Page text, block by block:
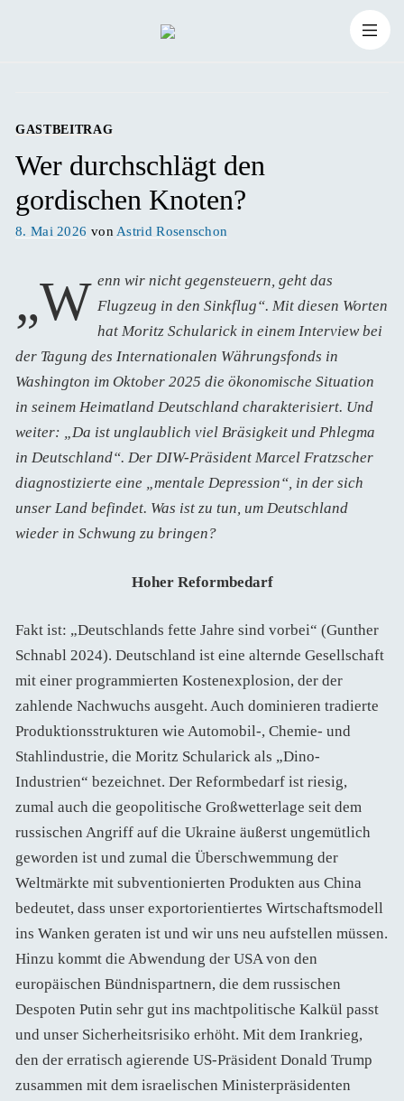
springen
GASTBEITRAG
Wer durchschlägt den
gordischen Knoten?
Veröffentlicht
8. Mai 2026 von Astrid Rosenschon
„Wenn wir nicht gegensteuern, geht das Flugzeug in den Sinkflug“. Mit diesen Worten
hat Moritz Schularick in einem Interview bei
der Tagung des Internationalen Währungsfonds in
Washington im Oktober 2025 die ökonomische Situation
in seinem Heimatland Deutschland charakterisiert. Und
weiter: „Da ist unglaublich viel Bräsigkeit und Phlegma
in Deutschland“. Der DIW-Präsident Marcel Fratzscher
diagnostizierte eine „mentale Depression“, in der sich
unser Land befindet. Was ist zu tun, um Deutschland
wieder in Schwung zu bringen?
Hoher Reformbedarf
Fakt ist: „Deutschlands fette Jahre sind vorbei“ (Gunther
Schnabl 2024). Deutschland ist eine alternde Gesellschaft
mit einer programmierten Kostenexplosion, der der
zahlende Nachwuchs ausgeht. Auch dominieren tradierte
Produktionsstrukturen wie Automobil-, Chemie- und
Stahlindustrie, die Moritz Schularick als „Dino-
Industrien“ bezeichnet. Der Reformbedarf ist riesig,
zumal auch die geopolitische Großwetterlage seit dem
russischen Angriff auf die Ukraine äußerst ungemütlich
geworden ist und zumal die Überschwemmung der
Weltmärkte mit subventionierten Produkten aus China
bedeutet, dass unser exportorientiertes Wirtschaftsmodell
ins Wanken geraten ist und wir uns neu aufstellen müssen.
Hinzu kommt die Abwendung der USA von den
europäischen Bündnispartnern, die dem russischen
Despoten Putin sehr gut ins machtpolitische Kalkül passt
und unser Sicherheitsrisiko erhöht. Mit dem Irankrieg,
den der erratisch agierende US-Präsident Donald Trump
zusammen mit dem israelischen Ministerpräsidenten